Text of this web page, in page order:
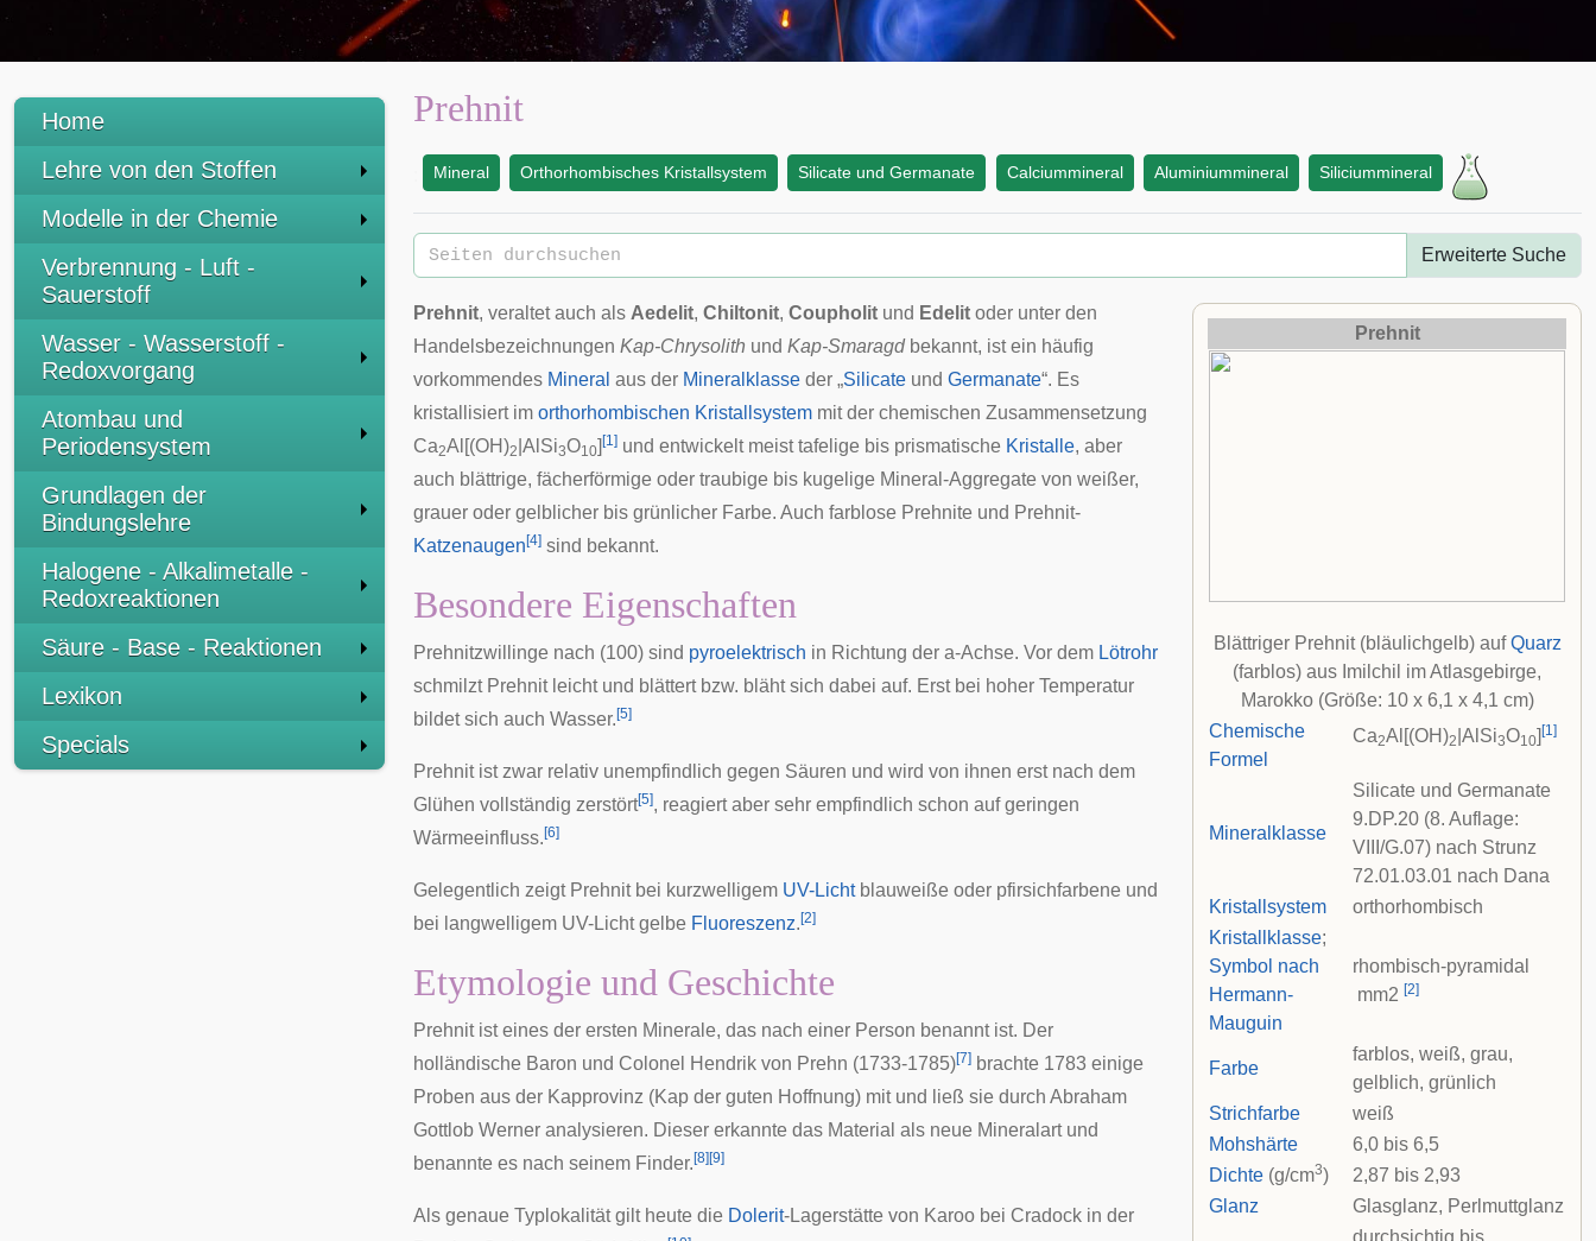
Home
Lehre von den Stoffen
Modelle in der Chemie
Verbrennung - Luft -
Sauerstoff
Wasser - Wasserstoff -
Redoxvorgang
Atombau und
Periodensystem
Grundlagen der
Bindungslehre
Halogene - Alkalimetalle -
Redoxreaktionen
Säure - Base - Reaktionen
Lexikon
Specials
Prehnit
Mineral Orthorhombisches Kristallsystem Silicate und Germanate Calciummineral Aluminiummineral Siliciummineral
Erweiterte Suche
Prehnit
Blättriger Prehnit (bläulichgelb) aufQuarz
(farblos) aus Imilchil imAtlasgebirge,
Marokko (Größe: 10 x 6,1 x 4,1 cm)
Chemische
Formel
Ca2Al[(OH)2 |AlSi3O10] [1]
Mineralklasse
Silicate und Germanate
9.DP.20 (8. Auflage:
VIII/G.07) nach Strunz
72.01.03.01 nach Dana
Kristallsystem
orthorhombisch
Kristallklasse;
Symbol nach
Hermann-
Mauguin
rhombisch-pyramidal
mm2 [2]
Farbe
farblos, weiß, grau,
gelblich, grünlich
Strichfarbe
weiß
Mohshärte
6,0 bis 6,5
Dichte (g/cm3)
2,87 bis 2,93
Glanz
Glasglanz, Perlmuttglanz
durchsichtig bis
Prehnit, veraltet auch als Aedelit, Chiltonit, Coupholit und Edelit oder unter den
Handelsbezeichnungen Kap-Chrysolith und Kap-Smaragdbekannt, ist ein häufig
vorkommendes Mineral aus der Mineralklasse der „Silicate und Germanate“. Es
kristallisiert im orthorhombischen Kristallsystem mit der chemischen Zusammensetzung
Ca2Al[(OH)2 |AlSi3O10] [1] und entwickelt meist tafelige bis prismatische Kristalle, aber
auch blättrige, fächerförmige oder traubige bis kugelige Mineral-Aggregate von weißer,
grauer oder gelblicher bis grünlicher Farbe. Auch farblose Prehnite und Prehnit-
Katzenaugen [4] sind bekannt.
Besondere Eigenschaften
Prehnitzwillinge nach (100) sind pyroelektrisch in Richtung der a-Achse. Vor dem Lötrohr
schmilzt Prehnit leicht und blättert bzw. bläht sich dabei auf. Erst bei hoher Temperatur
bildet sich auch Wasser. [5]
Prehnit ist zwar relativ unempfindlich gegen Säuren und wird von ihnen erst nach dem
Glühen vollständig zerstört[5], reagiert aber sehr empfindlich schon auf geringen
Wärmeeinfluss. [6]
Gelegentlich zeigt Prehnit bei kurzwelligem UV-Lichtblauweiße oder pfirsichfarbene und
bei langwelligem UV-Licht gelbe Fluoreszenz. [2]
Etymologie und Geschichte
Prehnit ist eines der ersten Minerale, das nach einer Person benannt ist. Der
holländische Baron und Colonel
Hendrik von Prehn (1733-1785)[7] brachte 1783 einige
Proben aus der Kapprovinz (Kap der guten Hoffnung) mit und ließ sie durch Abraham
Gottlob Werner analysieren. Dieser erkannte das Material als neue Mineralart und
benannte es nach seinem Finder. [8] [9]
Als genaue Typlokalitätgilt heute die Dolerit-Lagerstätte von Karoo bei Cradock in der